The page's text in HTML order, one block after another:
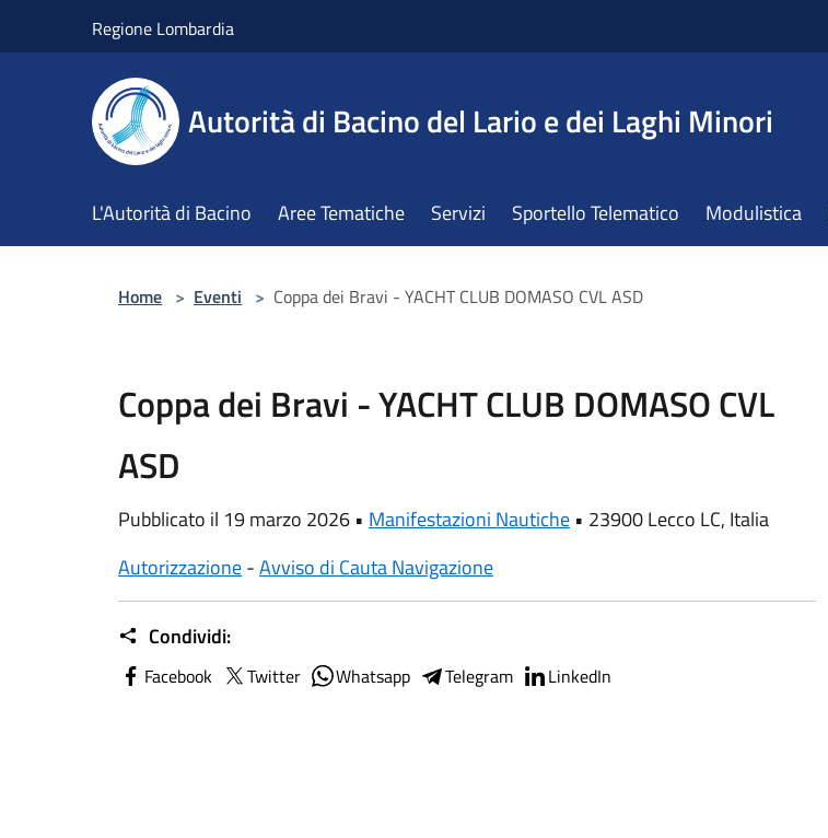
Regione Lombardia
Autorità di Bacino del Lario e dei Laghi Minori
L'Autorità di Bacino Aree Tematiche Servizi Sportello Telematico Modulistica
Home > Eventi > Coppa dei Bravi - YACHT CLUB DOMASO CVL ASD
Coppa dei Bravi - YACHT CLUB DOMASO CVL
ASD
Pubblicato il 19 marzo 2026 • Manifestazioni Nautiche • 23900 Lecco LC, Italia
Autorizzazione-Avviso di Cauta Navigazione
Condividi:
Facebook Twitter Whatsapp Telegram LinkedIn